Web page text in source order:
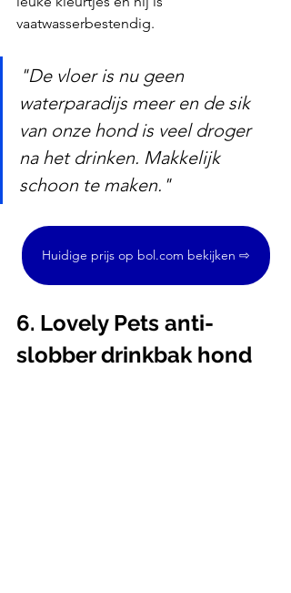
vaatwasserbestendig.
"De vloer is nu geen
waterparadijs meer en de sik
van onze hond is veel droger
na het drinken. Makkelijk
schoon te maken."
Huidige prijs op bol.com bekijken ⇨
6. Lovely Pets anti-
slobber drinkbak hond